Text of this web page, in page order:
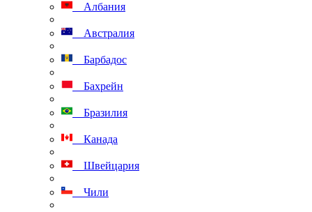
Албания
Австралия
Барбадос
Бахрейн
Бразилия
Канада
Швейцария
Чили